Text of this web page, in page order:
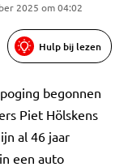
2025 om 04:02
Hulp bij lezen
begonnen
Piet Hölskens
al 46 jaar
een auto